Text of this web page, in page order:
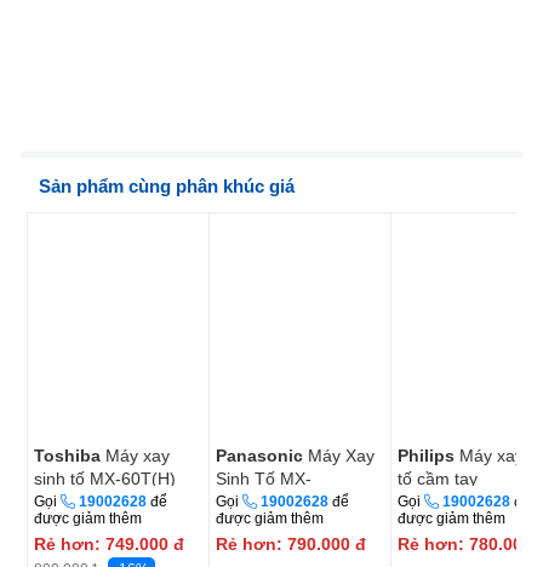
Sản phẩm cùng phân khúc giá
Toshiba Máy xay
sinh tố MX-60T(H)
600W
Gọi 19002628 để
được giảm thêm
Rẻ hơn: 749.000 đ
Panasonic Máy Xay
Sinh Tố MX-
EP3101WRA 1.0 Lít
Gọi 19002628 để
được giảm thêm
Rẻ hơn: 790.000 đ
Philips Máy xay
tố cầm tay
HR2531/00 650W
Gọi 19002628 để
được giảm thêm
Rẻ hơn: 780.000